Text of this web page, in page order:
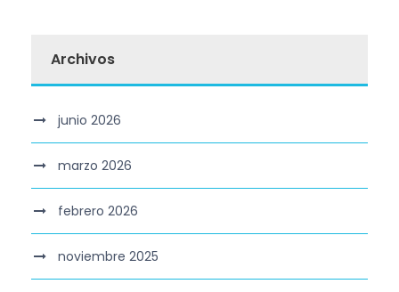
Archivos
junio 2026
marzo 2026
febrero 2026
noviembre 2025